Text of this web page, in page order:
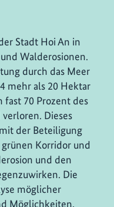
Stadt Hoi An in
Walderosionen.
durch das Meer
mehr als 20 Hektar
fast 70 Prozent des
Dieses
der Beteiligung
Korridor und
und den
Die
möglicher
Möglichkeiten,